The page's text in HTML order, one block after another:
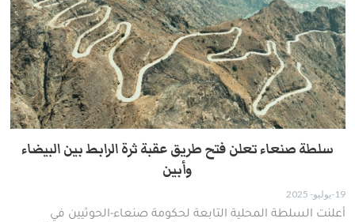
سلطة صنعاء تعلن فتح طريق عقبة ثرة الرابط بين البيضاء
وأبين
19-يوليو- 2025
أعلنت السلطة المحلية التابعة لحكومة صنعاء-الحوثيين في